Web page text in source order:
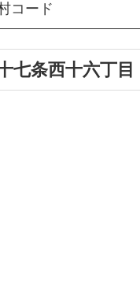
コード
七条西十六丁目